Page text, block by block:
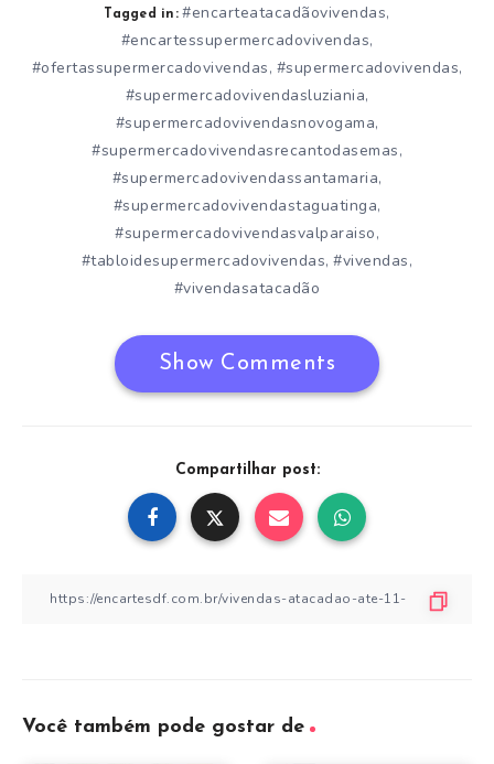
Tagged in: #encarteatacadãovivendas,
#encartessupermercadovivendas,
#ofertassupermercadovivendas, #supermercadovivendas,
#supermercadovivendasluziania,
#supermercadovivendasnovogama,
#supermercadovivendasrecantodasemas,
#supermercadovivendassantamaria,
#supermercadovivendastaguatinga,
#supermercadovivendasvalparaiso,
#tabloidesupermercadovivendas,#vivendas,
#vivendasatacadão
Show Comments
Compartilhar post:
Você também pode gostar de